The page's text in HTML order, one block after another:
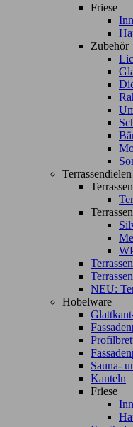
Friese
Zubehör
Terrassendielen
NEU:
Hobelware
Sauna-
Kanteln
Friese